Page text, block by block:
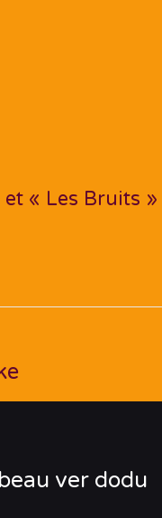
et « Les Bruits »
ver dodu